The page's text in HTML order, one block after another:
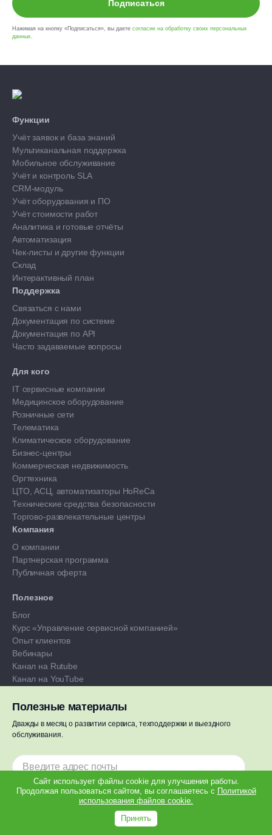
Подписаться
Нажимая на кнопку «Подписаться», вы даете согласие на обработку своих персональных
данных.
Полезные материалы
Дважды в месяц о развитии сервиса, техподдержки и выездного
обслуживания.
Подписаться
Функции
Учёт заявок и база знаний
Мультиканальная поддержка
Мобильное обслуживание
Учёт и контроль SLA
CRM-модуль
Учёт оборудования и ПО
Учёт стоимости работ
Аналитика и готовые отчёты
Автоматизация
Чек-листы и другие функции
Склад
Интерактивный план
Поддержка
Связаться с нами
Документация по системе
Документация по API
Часто задаваемые вопросы
Для кого
IT сервисные компании
Медицинское оборудование
Розничные сети
Телематика
Климатическое оборудование
Бизнес-центры
Коммерческая недвижимость
Оргтехника
ЦТО, АСЦ, автоматизаторы HoReCa
Технические средства безопасности
Торгово-развлекательные центры
Компания
О компании
Партнерская программа
Публичная оферта
Полезное
Блог
Курс «Управление сервисной компанией»
Опыт клиентов
Вебинары
Канал на Rutube
Канал на YouTube
Подбор подрядчиков
Пресс-служба
Контакты: pr@okdesk.ru
Сайт использует файлы cookie для улучшения работы.
Продолжая пользоваться сайтом, вы соглашаетесь с Политикой
использования файлов cookie.
Принять